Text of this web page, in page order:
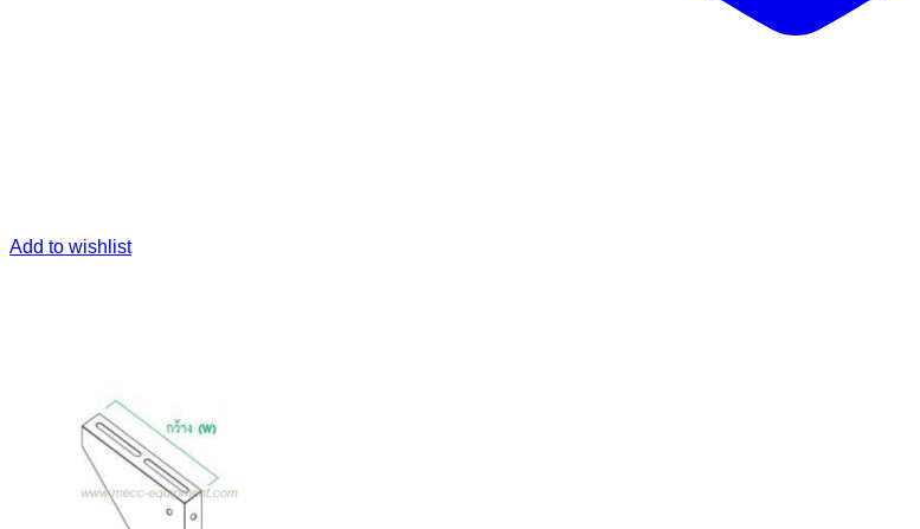
Add to wishlist